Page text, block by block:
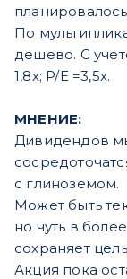
По
дешево. С
1,8х; P/E =3,5х.
МНЕНИЕ:
Дивидендов
с глиноземом.
Может быть
но чуть в
сохраняет
Акция пока